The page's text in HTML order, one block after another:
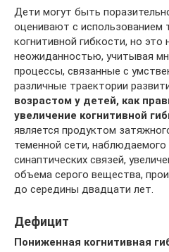
Дети могут быть
оценивают с использованием
когнитивной гибкости, но это
неожиданностью, учитывая
процессы, связанные с
различные траектории
возрастом у детей, как
увеличение когнитивной
является продуктом
теменной сети, наблюдаемого
синаптических связей,
объема серого вещества,
до середины двадцати лет.
Дефицит
Пониженная когнитивная